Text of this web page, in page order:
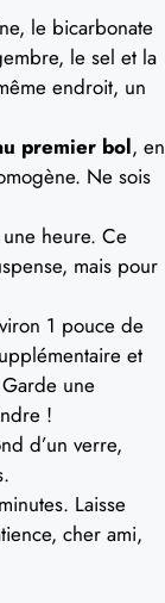
le bicarbonate
le sel et la
endroit, un
premier bol, en
Ne sois
heure. Ce
mais pour
1 pouce de
et
une
!
d’un verre,
Laisse
cher ami,